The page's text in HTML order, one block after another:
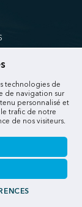
technologies de
de navigation sur
personnalisé et
trafic de notre
de nos visiteurs.
Une réalisation